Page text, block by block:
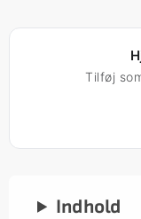
Tilføj
Indhold